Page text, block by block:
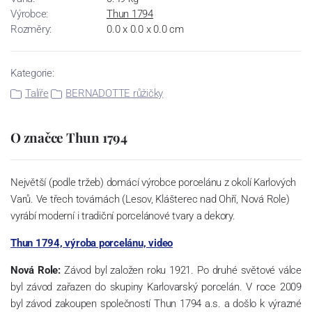
Výrobce:
Thun 1794
Rozměry:
0.0 x 0.0 x 0.0 cm
Kategorie:
Talíře
BERNADOTTE růžičky
O značce Thun 1794
Největší (podle tržeb) domácí výrobce porcelánu z okolí Karlových
Varů. Ve třech továrnách (Lesov, Klášterec nad Ohří, Nová Role)
vyrábí moderní i tradiční porcelánové tvary a dekory.
Thun 1794, výroba porcelánu, video
Nová Role: Závod byl založen roku 1921. Po druhé světové válce
byl závod zařazen do skupiny Karlovarský porcelán. V roce 2009
byl závod zakoupen společností Thun 1794 a.s. a došlo k výrazné